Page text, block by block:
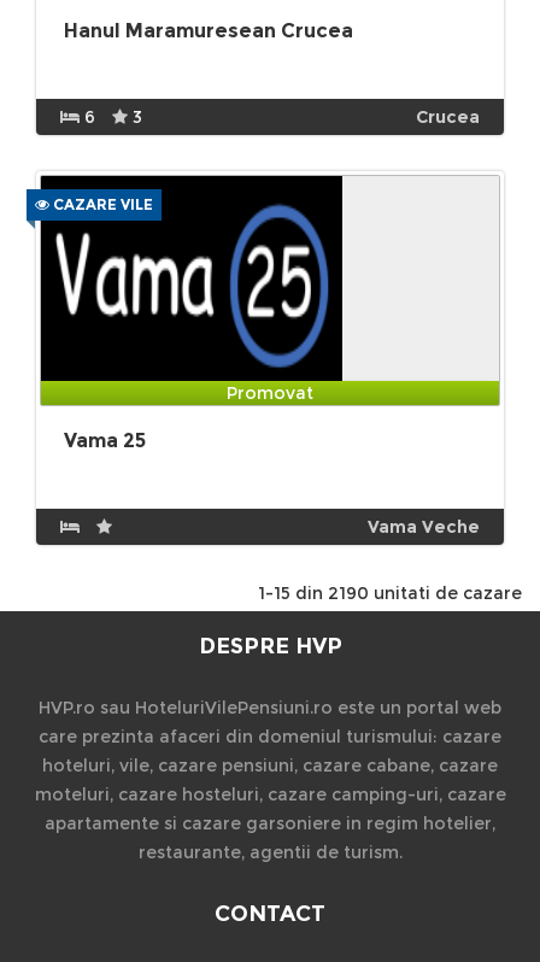
Hanul Maramuresean Crucea
6 3 Crucea
CAZARE VILE
Promovat
Vama 25
Vama Veche
1-15 din 2190 unitati de cazare
DESPRE HVP
HVP.ro sau HoteluriVilePensiuni.ro este un portal web
care prezinta afaceri din domeniul turismului: cazare
hoteluri, vile, cazare pensiuni, cazare cabane, cazare
moteluri, cazare hosteluri, cazare camping-uri, cazare
apartamente si cazare garsoniere in regim hotelier,
restaurante, agentii de turism.
CONTACT